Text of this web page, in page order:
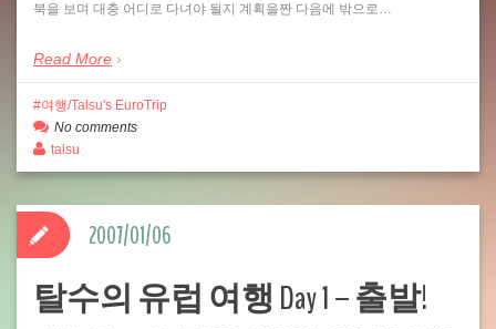
북을 보며 대충 어디로 다녀야 될지 계획을짠 다음에 밖으로…
Read More
여행/Talsu's EuroTrip
No comments
talsu
탈수의 유럽 여행 Day 1 – 출발!
2007/01/06